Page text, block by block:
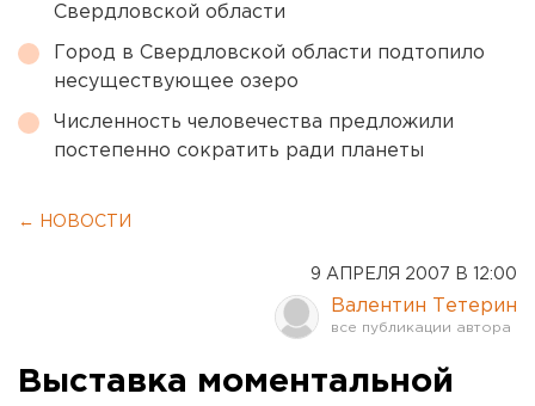
Свердловской области
Город в Свердловской области подтопило
несуществующее озеро
Численность человечества предложили
постепенно сократить ради планеты
← НОВОСТИ
9 АПРЕЛЯ 2007 В 12:00
Валентин Тетерин
Выставка моментальной